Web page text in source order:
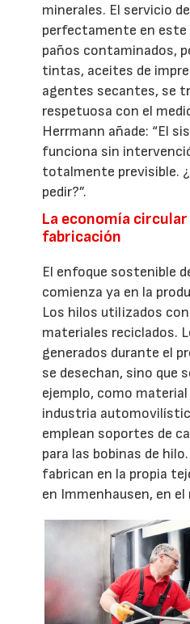
minerales. El servicio
perfectamente en este
paños contaminados,
tintas, aceites de
agentes secantes, se
respetuosa con el
Herrmann añade: “El
funciona sin
totalmente previsible.
pedir?”.
La economía circular
fabricación
El enfoque sostenible
comienza ya en la
Los hilos utilizados
materiales reciclados.
generados durante el
se desechan, sino que
ejemplo, como
industria
emplean soportes de
para las bobinas de
fabrican en la propia
en Immenhausen, en